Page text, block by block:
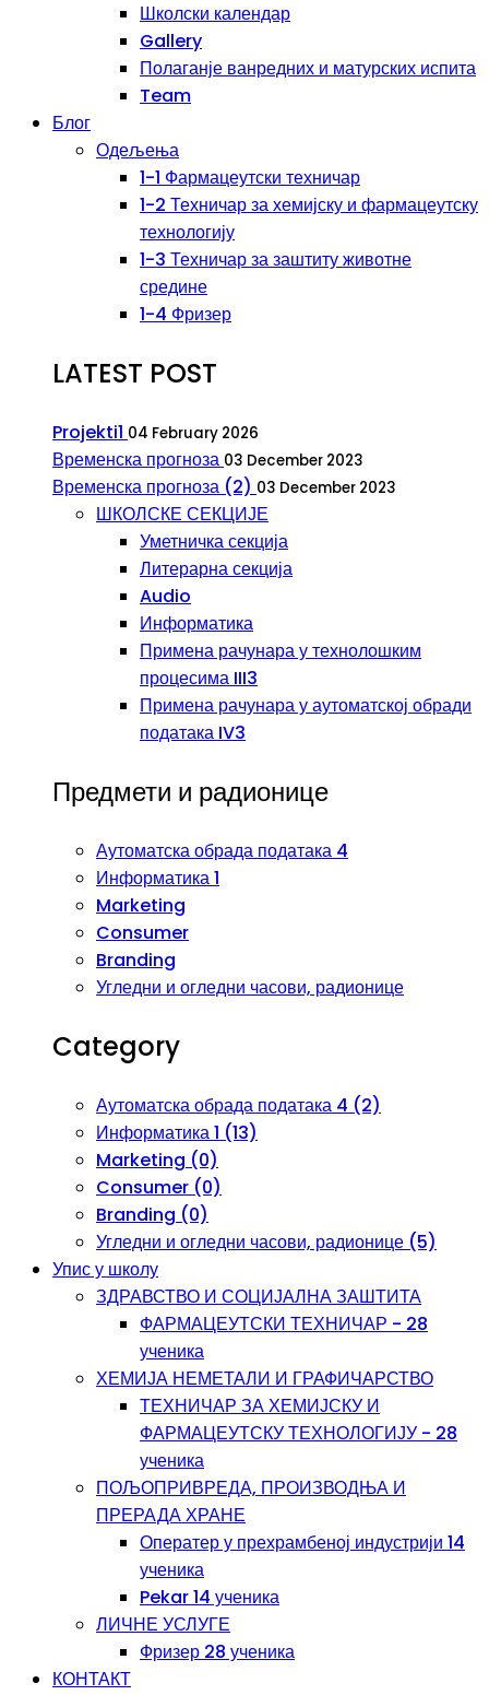
Школски календар
Gallery
Полаганје ванредних и матурских испита
Team
Блог
Одељења
1-1 Фармацеутски техничар
1-2 Техничар за хемијску и фармацеутску
технологију
1-3 Техничар за заштиту животне
средине
1-4 Фризер
LATEST POST
Projekti1 04 February 2026
Временска прогноза 03 December 2023
Временска прогноза (2) 03 December 2023
ШКОЛСКЕ СЕКЦИЈЕ
Уметничка секција
Литерарна секција
Audio
Информатика
Примена рачунара у технолошким
процесима III3
Примена рачунара у аутоматској обради
података IV3
Предмети и радионице
Аутоматска обрада података 4
Информатика 1
Marketing
Consumer
Branding
Угледни и огледни часови, радионице
Category
Аутоматска обрада података 4 (2)
Информатика 1 (13)
Marketing (0)
Consumer (0)
Branding (0)
Угледни и огледни часови, радионице (5)
Упис у школу
ЗДРАВСТВО И СОЦИЈАЛНА ЗАШТИТА
ФАРМАЦЕУТСКИ ТЕХНИЧАР - 28
ученика
ХЕМИЈА НЕМЕТАЛИ И ГРАФИЧАРСТВО
ТЕХНИЧАР ЗА ХЕМИЈСКУ И
ФАРМАЦЕУТСКУ ТЕХНОЛОГИЈУ - 28
ученика
ПОЉОПРИВРЕДА, ПРОИЗВОДЊА И
ПРЕРАДА ХРАНЕ
Оператер у прехрамбеној индустрији 14
ученика
Pekar 14 ученика
ЛИЧНЕ УСЛУГЕ
Фризер 28 ученика
КОНТАКТ